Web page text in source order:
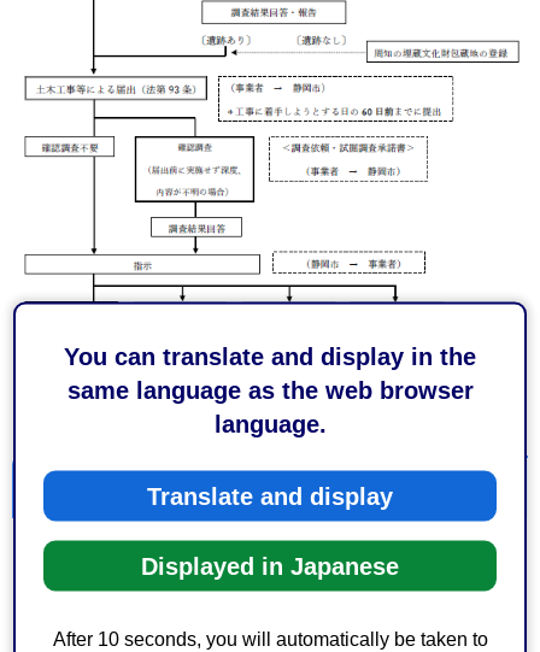
You can translate and display in the
same language as the web browser
language.
Translate and display
Displayed in Japanese
After 10 seconds, you will automatically be taken to
様式
埋蔵文化財発掘の届出書（ワード：27KB）
開発等に伴う埋蔵文化財の確認・試掘調査について（依